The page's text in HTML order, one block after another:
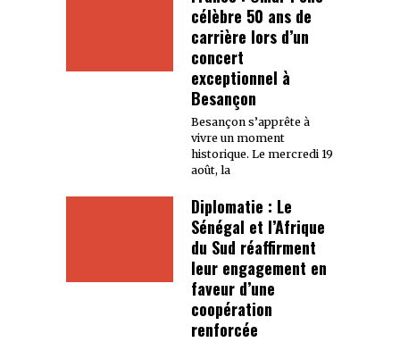
célèbre 50 ans de
carrière lors d’un
concert
exceptionnel à
Besançon
Besançon s’apprête à
vivre un moment
historique. Le mercredi 19
août, la
Diplomatie : Le
Sénégal et l’Afrique
du Sud réaffirment
leur engagement en
faveur d’une
coopération
renforcée